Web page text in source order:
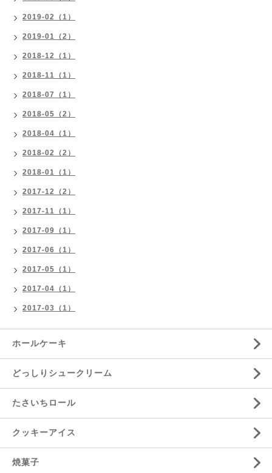
2019-02（1）
2019-01（2）
2018-12（1）
2018-11（1）
2018-07（1）
2018-05（2）
2018-04（1）
2018-02（2）
2018-01（1）
2017-12（2）
2017-11（1）
2017-09（1）
2017-06（1）
2017-05（1）
2017-04（1）
2017-03（1）
ホールケーキ
どっしりシュークリーム
たさいちロール
クッキーアイス
焼菓子